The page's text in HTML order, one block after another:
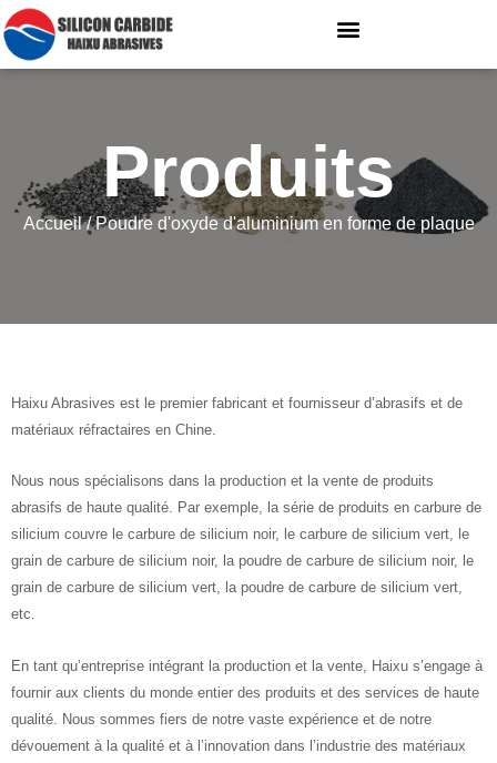
Produits
Accueil/ Poudre d'oxyde d'aluminium en forme de plaque
Haixu Abrasives est le premier fabricant et fournisseur d’abrasifs et de
matériaux réfractaires en Chine.
Nous nous spécialisons dans la production et la vente de produits
abrasifs de haute qualité. Par exemple, la série de produits en carbure de
silicium couvre le carbure de silicium noir, le carbure de silicium vert, le
grain de carbure de silicium noir, la poudre de carbure de silicium noir, le
grain de carbure de silicium vert, la poudre de carbure de silicium vert,
etc.
En tant qu’entreprise intégrant la production et la vente, Haixu s’engage à
fournir aux clients du monde entier des produits et des services de haute
qualité. Nous sommes fiers de notre vaste expérience et de notre
dévouement à la qualité et à l’innovation dans l’industrie des matériaux